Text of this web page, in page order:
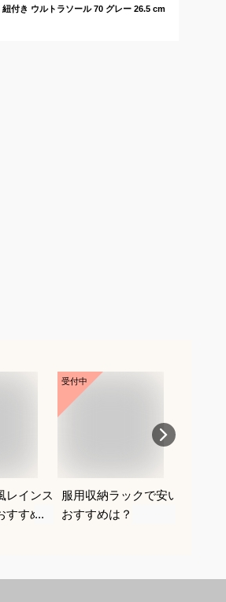
付き ウルトラソール 70 グレー 26.5 cm
レインス
すすめ
受付中
服用収納ラックで安い
おすすめは？